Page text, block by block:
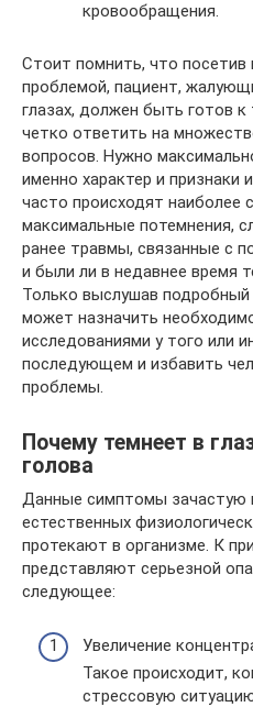
кровообращения.
Стоит помнить, что посетив
проблемой, пациент,
глазах, должен быть готов к
четко ответить на
вопросов. Нужно
именно характер и
часто происходят наиболее
максимальные потемнения,
ранее травмы, связанные с
и были ли в недавнее время
Только выслушав
может назначить
исследованиями у того или
последующем и избавить
проблемы.
Почему темнеет в
голова
Данные симптомы зачастую
естественных
протекают в организме. К
представляют серьезной
следующее:
Увеличение
Такое происходит,
стрессовую